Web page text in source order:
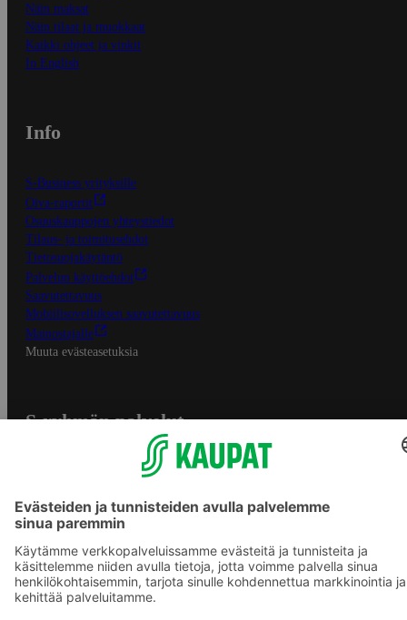
Näin maksat
Näin tilaat ja muokkaat
Kaikki ohjeet ja vinkit
In English
Info
S-Business yrityksille
Oiva-raportit
Osuuskauppojen yhteystiedot
Tilaus- ja toimitusehdot
Tietosuojakäytäntö
Palvelun käyttöehdot
Saavutettavuus
Mobiilisovelluksen saavutettavuus
Mainostajalle
Muuta evästeasetuksia
S-ryhmän palvelut
Yhteishyvä Ruoka -sovellus
S-ostoslista -sovellus
Prisma.fi
Sokos.fi
S-Pankki